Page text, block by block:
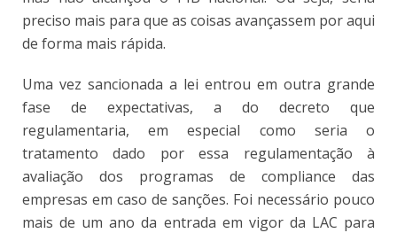
preciso mais para que as coisas avançassem por aqui
de forma mais rápida.
Uma vez sancionada a lei entrou em outra grande
fase de expectativas, a do decreto que
regulamentaria, em especial como seria o
tratamento dado por essa regulamentação à
avaliação dos programas de compliance das
empresas em caso de sanções. Foi necessário pouco
mais de um ano da entrada em vigor da LAC para